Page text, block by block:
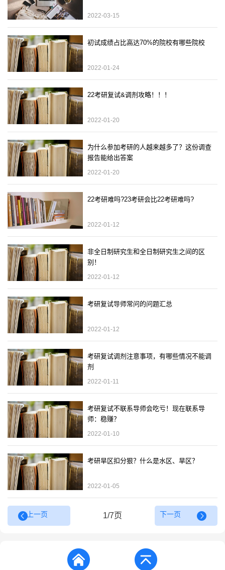
2022-03-15
初试成绩占比高达70%的院校有哪些院校
2022-01-24
22考研复试&调剂攻略！！！
2022-01-20
为什么参加考研的人越来越多了？这份调查
报告能给出答案
2022-01-20
22考研难吗?23考研会比22考研难吗?
2022-01-12
非全日制研究生和全日制研究生之间的区
别！
2022-01-12
考研复试导师常问的问题汇总
2022-01-12
考研复试调剂注意事项，有哪些情况不能调
剂
2022-01-11
考研复试不联系导师会吃亏！现在联系导
师：稳赚？
2022-01-10
考研旱区扣分狠？什么是水区、旱区？
2022-01-05
上一页 1/7页 下一页